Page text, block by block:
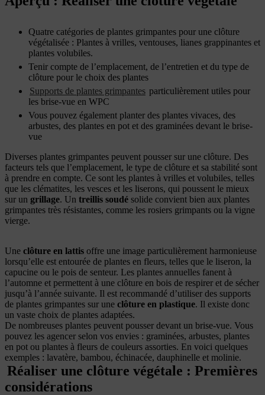
Quatre catégories de plantes grimpantes pour une clôture
végétalisée : Plantes à vrilles, ventouses, lianes grappinantes et
plantes volubiles.
Tenir compte de l’emplacement, de l’entretien et du type de
clôture pour le choix des plantes
Supports de plantes grimpantes particulièrement utiles pour
les brise-vue en WPC
Vous pouvez également planter des plantes vivaces, des
arbustes, des plantes en pot et des graminées devant le brise-
vue
Diverses plantes grimpantes peuvent pousser sur une clôture. Des
facteurs tels que l’emplacement, le type de clôture et sa stabilité sont
à prendre en compte. Ce sont les plantes à vrilles et volubiles, telles
que les clématites, les vesces et les liserons, qui poussent le mieux
sur un grillage. Un treillis soudé solide convient bien aux plantes
grimpantes très résistantes, comme les rosiers grimpants ou la vigne
vierge.
Une clôture en lattis offre une image particulièrement harmonieuse
lorsqu’elle est entourée de plantes en fleurs, telles que le liseron, la
capucine ou le pois de senteur. Les plantes annuelles fanent à
l’automne et permettent à une clôture en bois de respirer et de sécher
jusqu’à l’année suivante. Il est recommandé d’utiliser des supports
de plantes grimpantes sur une clôture en plastique. Il existe donc
un vaste choix de plantes adaptées.
De nombreuses plantes peuvent pousser devant un brise-vue. Vous
pouvez les agencer selon vos envies : graminées, arbustes, plantes
en pot ou plantes à fleurs de couleurs assorties. En voici quelques
exemples : lavatère, bambou, échinacée, dauphinelle et molinie.
Réaliser une clôture végétale : Premières
considérations